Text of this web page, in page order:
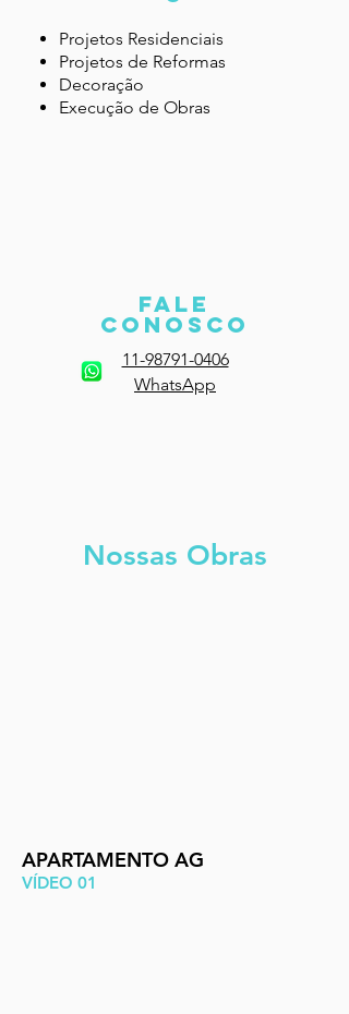
Projetos Residenciais
Projetos de Reformas
Decoração
Execução de Obras
fale
conosco
11-98791-0406
WhatsApp
Nossas Obras
APARTAMENTO AG
VÍDEO 01